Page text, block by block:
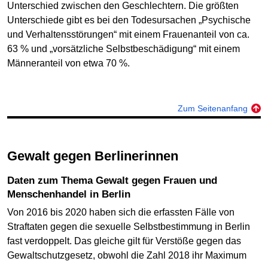
Unterschied zwischen den Geschlechtern. Die größten
Unterschiede gibt es bei den Todesursachen „Psychische
und Verhaltensstörungen“ mit einem Frauenanteil von ca.
63 % und „vorsätzliche Selbstbeschädigung“ mit einem
Männeranteil von etwa 70 %.
Zum Seitenanfang
Gewalt gegen Berlinerinnen
Daten zum Thema Gewalt gegen Frauen und
Menschenhandel in Berlin
Von 2016 bis 2020 haben sich die erfassten Fälle von
Straftaten gegen die sexuelle Selbstbestimmung in Berlin
fast verdoppelt. Das gleiche gilt für Verstöße gegen das
Gewaltschutzgesetz, obwohl die Zahl 2018 ihr Maximum